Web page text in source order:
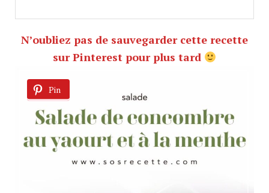
N’oubliez pas de sauvegarder cette recette
sur Pinterest pour plus tard
Pin